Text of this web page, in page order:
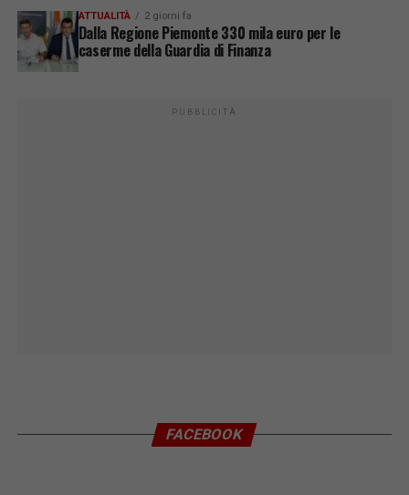
ATTUALITÀ 2 giorni fa
Dalla Regione Piemonte 330 mila euro per le
caserme della Guardia di Finanza
PUBBLICITÀ
FACEBOOK